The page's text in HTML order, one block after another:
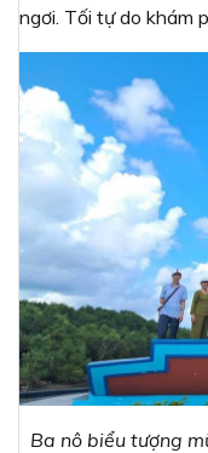
ngơi. Tối tự do khám
Ba nô biểu tượng